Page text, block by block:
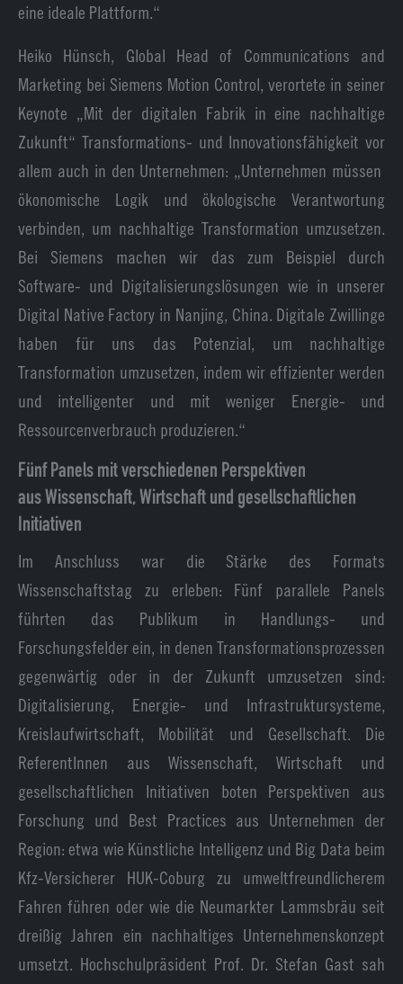
eine ideale Plattform.“
Heiko Hünsch, Global Head of Communications and
Marketing bei Siemens Motion Control, verortete in seiner
Keynote „Mit der digitalen Fabrik in eine nachhaltige
Zukunft“ Transformations- und Innovationsfähigkeit vor
allem auch in den Unternehmen: „Unternehmen müssen
ökonomische Logik und ökologische Verantwortung
verbinden, um nachhaltige Transformation umzusetzen.
Bei Siemens machen wir das zum Beispiel durch
Software- und Digitalisierungslösungen wie in unserer
Digital Native Factory in Nanjing, China. Digitale Zwillinge
haben für uns das Potenzial, um nachhaltige
Transformation umzusetzen, indem wir effizienter werden
und intelligenter und mit weniger Energie- und
Ressourcenverbrauch produzieren.“
Fünf Panels mit verschiedenen Perspektiven
aus Wissenschaft, Wirtschaft und gesellschaftlichen
Initiativen
Im Anschluss war die Stärke des Formats
Wissenschaftstag zu erleben: Fünf parallele Panels
führten das Publikum in Handlungs- und
Forschungsfelder ein, in denen Transformationsprozessen
gegenwärtig oder in der Zukunft umzusetzen sind:
Digitalisierung, Energie- und Infrastruktursysteme,
Kreislaufwirtschaft, Mobilität und Gesellschaft. Die
ReferentInnen aus Wissenschaft, Wirtschaft und
gesellschaftlichen Initiativen boten Perspektiven aus
Forschung und Best Practices aus Unternehmen der
Region: etwa wie Künstliche Intelligenz und Big Data beim
Kfz-Versicherer HUK-Coburg zu umweltfreundlicherem
Fahren führen oder wie die Neumarkter Lammsbräu seit
dreißig Jahren ein nachhaltiges Unternehmenskonzept
umsetzt. Hochschulpräsident Prof. Dr. Stefan Gast sah